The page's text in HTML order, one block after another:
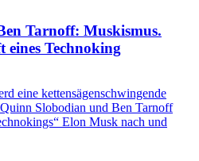
Tarnoff: Muskismus.
eines Technoking
eine kettensägenschwingende
Slobodian und Ben Tarnoff
Elon Musk nach und